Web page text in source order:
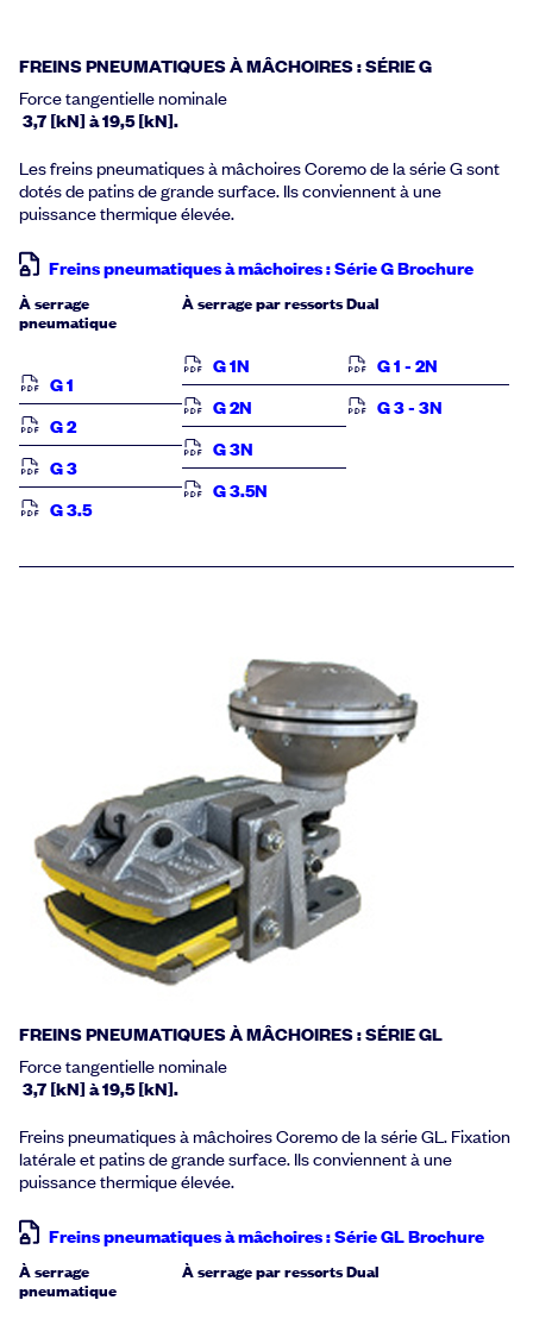
FREINS PNEUMATIQUES À MÂCHOIRES : SÉRIE G
Force tangentielle nominale
3,7 [kN] à 19,5 [kN].
Les freins pneumatiques à mâchoires Coremo de la série G sont
dotés de patins de grande surface. Ils conviennent à une
puissance thermique élevée.
Freins pneumatiques à mâchoires : Série G Brochure
À serrage
pneumatique
G 1
G 2
G 3
G 3.5
À serrage par ressorts
G 1N
G 2N
G 3N
G 3.5N
Dual
G 1 - 2N
G 3 - 3N
FREINS PNEUMATIQUES À MÂCHOIRES : SÉRIE GL
Force tangentielle nominale
3,7 [kN] à 19,5 [kN].
Freins pneumatiques à mâchoires Coremo de la série GL. Fixation
latérale et patins de grande surface. Ils conviennent à une
puissance thermique élevée.
Freins pneumatiques à mâchoires : Série GL Brochure
À serrage
pneumatique
À serrage par ressortsDual